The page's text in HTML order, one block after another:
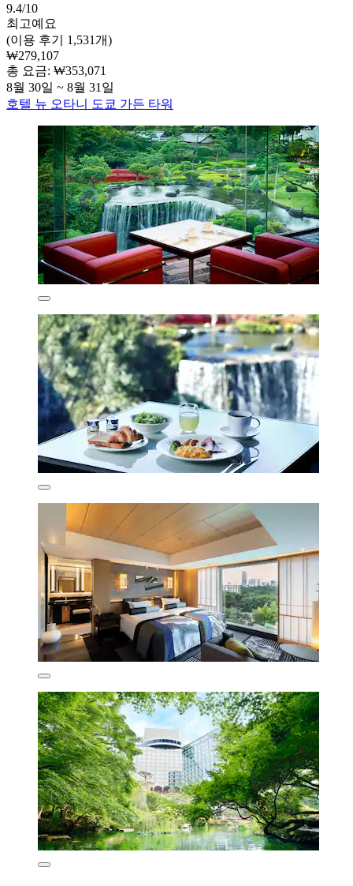
9.4/10
최고예요
(이용 후기 1,531개)
₩279,107
총 요금: ₩353,071
8월 30일 ~ 8월 31일
호텔 뉴 오타니 도쿄 가든 타워